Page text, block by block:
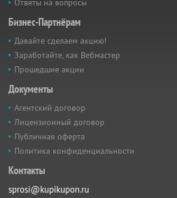
Ответы на вопросы
Бизнес-Партнёрам
Давайте сделаем акцию!
Заработайте, как Вебмастер
Прошедшие акции
Документы
Агентский договор
Лицензионный договор
Публичная оферта
Политика конфиденциальности
Контакты
sprosi@kupikupon.ru